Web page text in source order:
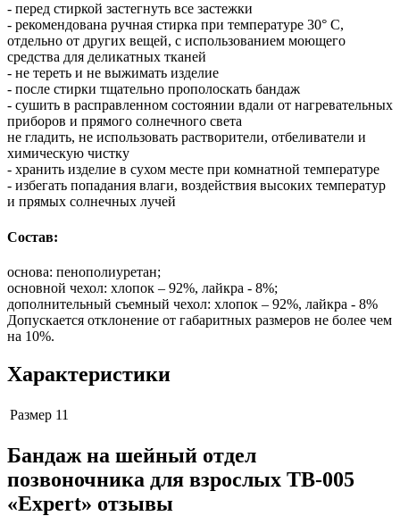
- перед стиркой застегнуть все застежки
- рекомендована ручная стирка при температуре 30° С,
отдельно от других вещей, с использованием моющего
средства для деликатных тканей
- не тереть и не выжимать изделие
- после стирки тщательно прополоскать бандаж
- сушить в расправленном состоянии вдали от нагревательных
приборов и прямого солнечного света
не гладить, не использовать растворители, отбеливатели и
химическую чистку
- хранить изделие в сухом месте при комнатной температуре
- избегать попадания влаги, воздействия высоких температур
и прямых солнечных лучей
Состав:
основа: пенополиуретан;
основной чехол: хлопок – 92%, лайкра - 8%;
дополнительный съемный чехол: хлопок – 92%, лайкра - 8%
Допускается отклонение от габаритных размеров не более чем
на 10%.
Характеристики
Размер 11
Бандаж на шейный отдел
позвоночника для взрослых ТВ-005
«Expert» отзывы